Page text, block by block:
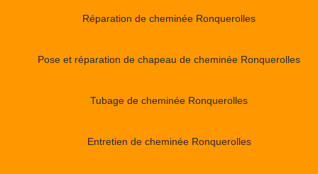
Réparation de cheminée Ronquerolles
Pose et réparation de chapeau de cheminée Ronquerolles
Tubage de cheminée Ronquerolles
Entretien de cheminée Ronquerolles